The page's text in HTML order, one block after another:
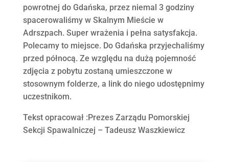
powrotnej do Gdańska, przez niemal 3 godziny
spacerowaliśmy w Skalnym Mieście w
Adrszpach. Super wrażenia i pełna satysfakcja.
Polecamy to miejsce. Do Gdańska przyjechaliśmy
przed północą. Ze względu na dużą pojemność
zdjęcia z pobytu zostaną umieszczone w
stosownym folderze, a link do niego udostępnimy
uczestnikom.
Tekst opracował :Prezes Zarządu Pomorskiej
Sekcji Spawalniczej – Tadeusz Waszkiewicz